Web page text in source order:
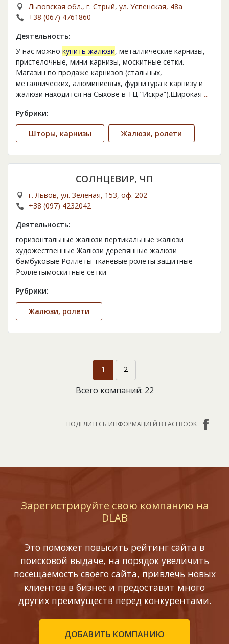
Львовская обл., г. Стрый, ул. Успенская, 48а
+38 (067) 4761860
Деятельность:
У нас можно купить жалюзи, металлические карнизы,
пристелочные, мини-карнизы, москитные сетки.
Магазин по продаже карнизов (стальных,
металлических, алюминиевых, фурнитура к карнизу и
жалюзи находится на Сыхове в ТЦ ”Искра”).Широкая ...
Рубрики:
Шторы, карнизы Жалюзи, ролети
СОЛНЦЕВИР, ЧП
г. Львов, ул. Зеленая, 153, оф. 202
+38 (097) 4232042
Деятельность:
горизонтальные жалюзи вертикальные жалюзи
художественные Жалюзи деревянные жалюзи
бамбуковые Роллеты тканевые ролеты защитные
Роллетымоскитные сетки
Рубрики:
Жалюзи, ролети
1 2
Всего компаний: 22
ПОДЕЛИТЕСЬ ИНФОРМАЦИЕЙ В FACEBOOK
Зарегистрируйте свою компанию на
DLAB
Это поможет повысить рейтинг сайта в
поисковой выдаче, на порядок увеличить
посещаемость своего сайта, привлечь новых
клиентов в бизнес и предоставит много
других преимуществ перед конкурентами.
ДОБАВИТЬ КОМПАНИЮ